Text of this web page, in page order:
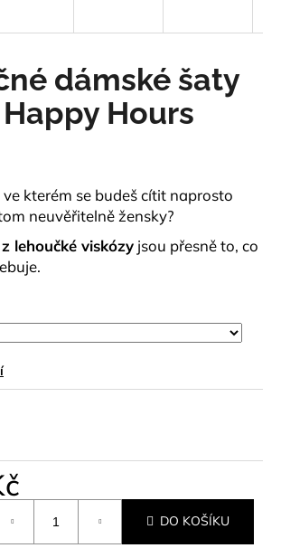
dámské šaty
Hours
kterém se budeš cítit naprosto
neuvěřitelně žensky?
lehoučké viskózy jsou přesně to, co
DO KOŠÍKU